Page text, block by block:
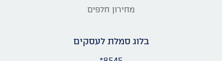
מחירון חלפים
בלוג סמלת לעסקים